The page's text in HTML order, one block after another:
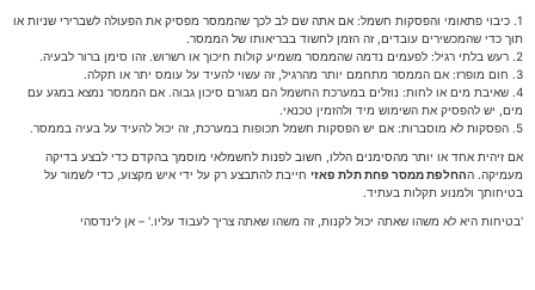
1. כיבוי פתאומי והפסקות חשמל: אם אתה שם לב לכך שהממסר מפסיק את הפעולה לשברירי שניות או
תוך כדי שהמכשירים עובדים, זה הזמן לחשוד בבריאותו של הממסר.
2. רעש בלתי רגיל: לפעמים נדמה שהממסר משמיע קולות חיכוך או רשרוש. זהו סימן ברור לבעיה.
3. חום מופרז: אם הממסר מתחמם יותר מהרגיל, זה עשוי להעיד על עומס יתר או תקלה.
4. שאיבת מים או לחות: נוזלים במערכת החשמל הם מגורם סיכון גבוה. אם הממסר נמצא במגע עם
מים, יש להפסיק את השימוש מיד ולהזמין טכנאי.
5. הפסקות לא מוסברות: אם יש הפסקות חשמל תכופות במערכת, זה יכול להעיד על בעיה בממסר.
אם זיהית אחד או יותר מהסימנים הללו, חשוב לפנות לחשמלאי מוסמך בהקדם כדי לבצע בדיקה
מעמיקה. ההחלפת ממסר פחת תלת פאזי חייבת להתבצע רק על ידי איש מקצוע, כדי לשמור על
בטיחותך ולמנוע תקלות בעתיד.
'בטיחות היא לא משהו שאתה יכול לקנות, זה משהו שאתה צריך לעבוד עליו.' – אן לינדסהי